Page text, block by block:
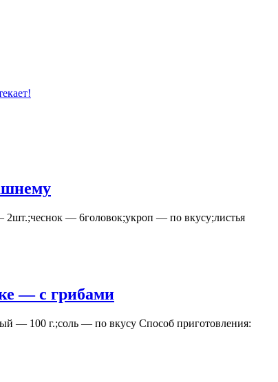
— 6головок;укроп — по вкусу;листья
— с грибами
— 100 г.;соль — по вкусу Способ приготовления: